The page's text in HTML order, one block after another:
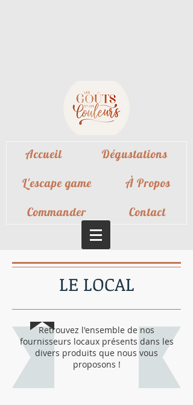
Accueil
Dégustations
L'escape game
À Propos
Commander
Contact
LE LOCAL
Retrouvez l'ensemble de nos
fournisseurs locaux présents dans les
divers produits que nous vous
proposons !